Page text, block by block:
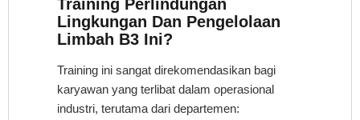
Training Perlindungan
Lingkungan Dan Pengelolaan
Limbah B3 Ini?
Training ini sangat direkomendasikan bagi
karyawan yang terlibat dalam operasional
industri, terutama dari departemen: